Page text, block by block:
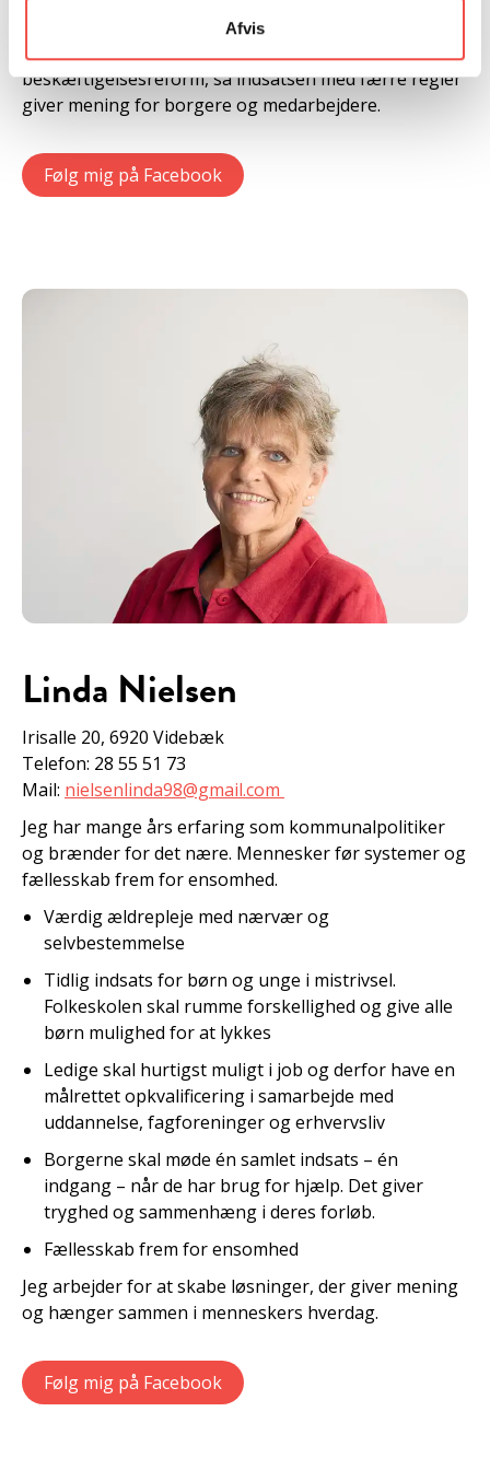
Afvis
hvor vi styrker natur, vandmiljø og klima. Jeg glæder
mig også over at arbejde med den nye
beskæftigelsesreform, så indsatsen med færre regler
giver mening for borgere og medarbejdere.
Følg mig på Facebook
Linda Nielsen
Irisalle 20, 6920 Videbæk
Telefon: 28 55 51 73
Mail: nielsenlinda98@gmail.com
Jeg har mange års erfaring som kommunalpolitiker
og brænder for det nære. Mennesker før systemer og
fællesskab frem for ensomhed.
Værdig ældrepleje med nærvær og
selvbestemmelse
Tidlig indsats for børn og unge i mistrivsel.
Folkeskolen skal rumme forskellighed og give alle
børn mulighed for at lykkes
Ledige skal hurtigst muligt i job og derfor have en
målrettet opkvalificering i samarbejde med
uddannelse, fagforeninger og erhvervsliv
Borgerne skal møde én samlet indsats – én
indgang – når de har brug for hjælp. Det giver
tryghed og sammenhæng i deres forløb.
Fællesskab frem for ensomhed
Jeg arbejder for at skabe løsninger, der giver mening
og hænger sammen i menneskers hverdag.
Følg mig på Facebook